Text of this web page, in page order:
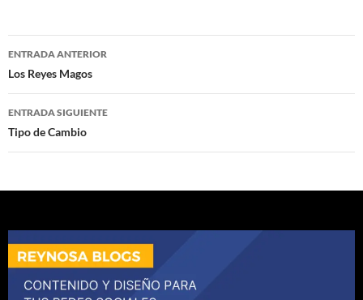
Navegación
de
entradas
ENTRADA ANTERIOR
Los Reyes Magos
ENTRADA SIGUIENTE
Tipo de Cambio